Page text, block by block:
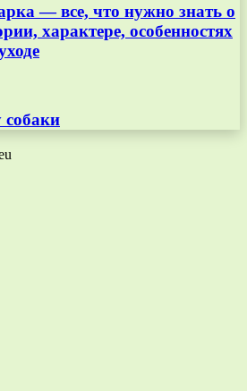
— все, что нужно знать о
характере, особенностях